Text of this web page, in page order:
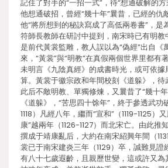
記住了對手的“一招一式”，待“想通破解的
他想通破招，曾經“幾十年”曩昔，已經的仇
他“將所想到的秘訣寫成了高低兩卷書”，是
符師長教師在研討中提到，南宋時已有明教
是前代黃裳監雕，教人誤以為“偽經”出自《
來，“黃裳”與“明教”在真假兩個世界里都有
未明言《九陰真經》的成書時光，或可依
算。黃裳于徽宗政和年間校刻《道躲》，待
此后不敵明教、單獨修煉，又曩昔了“幾十
《道躲》，“苦思四十馀年”，終于參透武功
1118）凡經八年，繼而“宣和”（1119-1125）
康”越兩年（1126-1127）而北宋亡。由此推
撰成于靖康亂后，大約在南宋紹興年間（
裳已于南宋建炎三年（1129）卒，誠難見
有八十七歲遐齡，且親歷世變，這或許又為